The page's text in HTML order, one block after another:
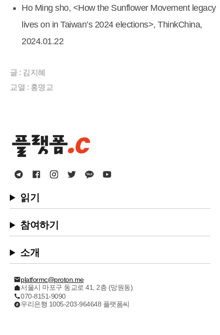
Ho Ming sho, <How the Sunflower Movement legacy
lives on in Taiwan’s 2024 elections>, ThinkChina,
2024.01.22
글 : 김지혜
교열 : 홍명교
읽기
참여하기
소개
platformc@proton.me
서울시 마포구 동교로 41, 2층 (망원동)
070-8151-9090
우리은행 1005-203-964648 플랫폼씨